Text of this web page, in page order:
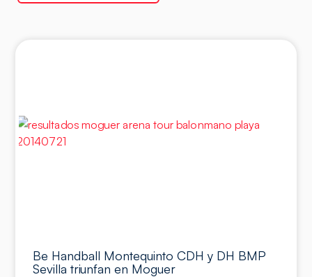
Be Handball Montequinto CDH y DH BMP
Sevilla triunfan en Moguer